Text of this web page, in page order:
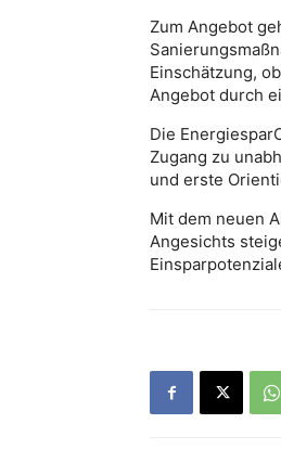
Zum Angebot
Einschätzung,
Angebot durch
Die
Zugang zu
und erste
Mit dem neuen
Angesichts